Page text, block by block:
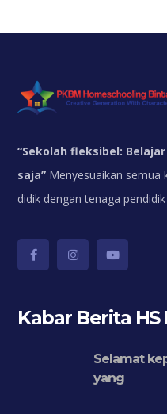
“Sekolah fleksibel:
saja” Menyesuaikan semua
didik dengan tenaga
Kabar Berita
Selamat
yang